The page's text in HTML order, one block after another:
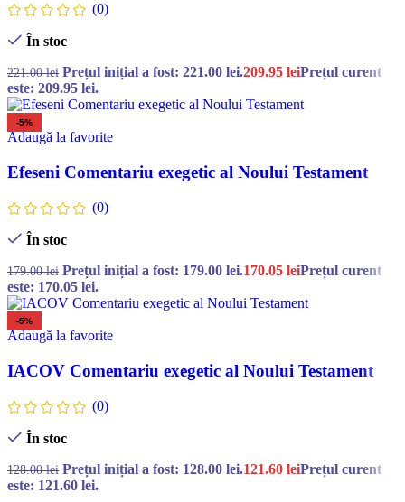
(0)
În stoc
221.00lei Prețul inițial a fost: 221.00 lei.209.95 leiPrețul curent
este: 209.95 lei.
-5%
Adaugă la favorite
Efeseni Comentariu exegetic al Noului Testament
(0)
În stoc
179.00lei Prețul inițial a fost: 179.00 lei.170.05 leiPrețul curent
este: 170.05 lei.
-5%
Adaugă la favorite
IACOV Comentariu exegetic al Noului Testament
(0)
În stoc
128.00lei Prețul inițial a fost: 128.00 lei.121.60 leiPrețul curent
este: 121.60 lei.